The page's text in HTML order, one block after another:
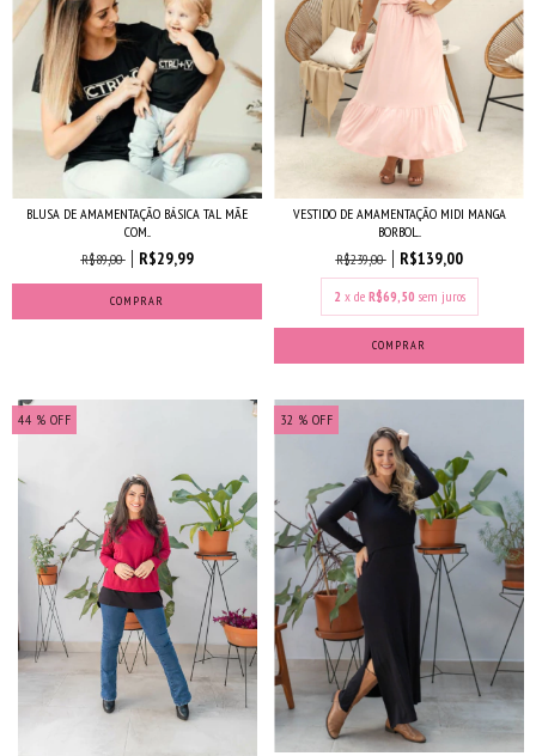
BLUSA DE AMAMENTAÇÃO BÁSICA TAL MÃE
COM...
R$89,00
R$29,99
COMPRAR
VESTIDO DE AMAMENTAÇÃO MIDI MANGA
BORBOL...
R$239,00
R$139,00
2 x de R$69,50 sem juros
COMPRAR
44 % OFF 32 % OFF